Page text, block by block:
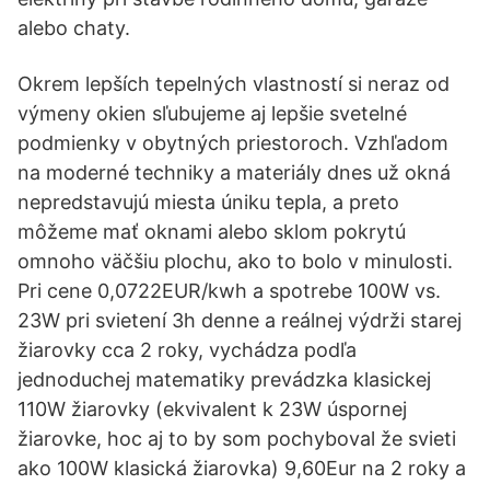
alebo chaty.
Okrem lepších tepelných vlastností si neraz od
výmeny okien sľubujeme aj lepšie svetelné
podmienky v obytných priestoroch. Vzhľadom
na moderné techniky a materiály dnes už okná
nepredstavujú miesta úniku tepla, a preto
môžeme mať oknami alebo sklom pokrytú
omnoho väčšiu plochu, ako to bolo v minulosti.
Pri cene 0,0722EUR/kwh a spotrebe 100W vs.
23W pri svietení 3h denne a reálnej výdrži starej
žiarovky cca 2 roky, vychádza podľa
jednoduchej matematiky prevádzka klasickej
110W žiarovky (ekvivalent k 23W úspornej
žiarovke, hoc aj to by som pochyboval že svieti
ako 100W klasická žiarovka) 9,60Eur na 2 roky a